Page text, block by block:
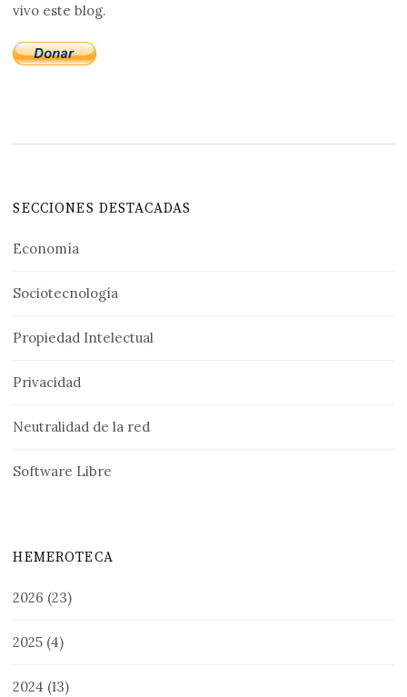
vivo este blog.
SECCIONES DESTACADAS
Economía
Sociotecnología
Propiedad Intelectual
Privacidad
Neutralidad de la red
Software Libre
HEMEROTECA
2026 (23)
2025 (4)
2024 (13)